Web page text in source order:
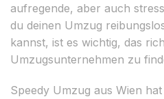
aufregende, aber auch
du deinen Umzug
kannst, ist es wichtig, das
Umzugsunternehmen zu
Speedy Umzug aus Wien